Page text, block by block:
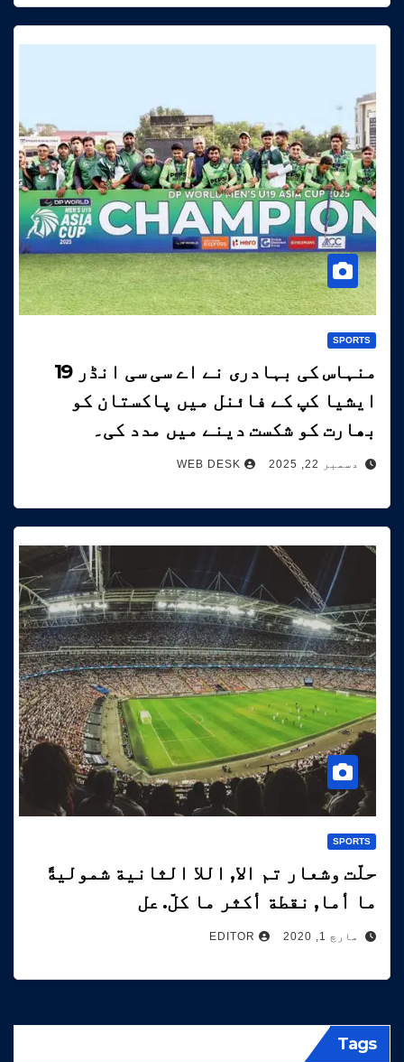
SPORTS
منہاس کی بہادری نے اے سی سی انڈر 19
ایشیا کپ کے فائنل میں پاکستان کو
بھارت کو شکست دینے میں مدد کی۔
دسمبر 22, 2025 WEB DESK
SPORTS
حلّت وشعار تم الا, اللا الثانية شموليةً
ما أما, نقطة أكثر ما كلّ. عل
مارچ 1, 2020 EDITOR
Tags